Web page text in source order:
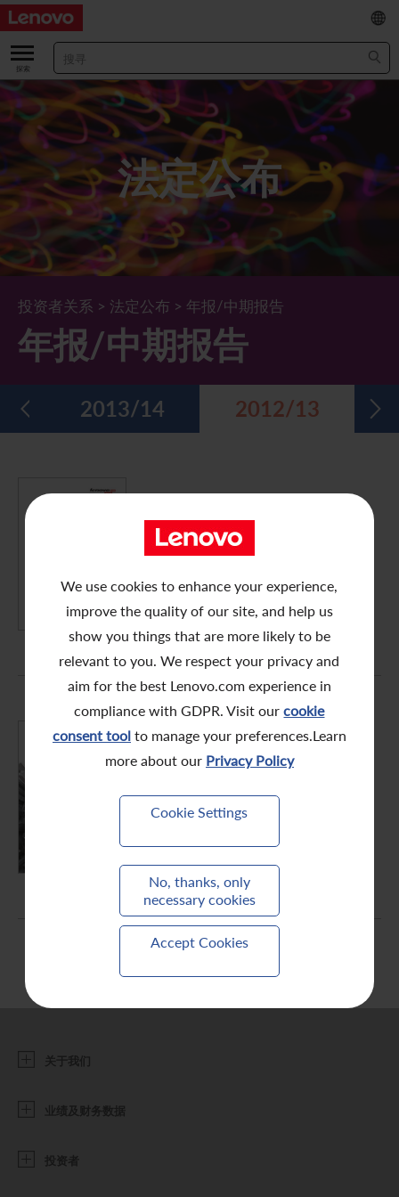
We use cookies to enhance your experience,
improve the quality of our site, and help us
show you things that are more likely to be
relevant to you. We respect your privacy and
aim for the best Lenovo.com experience in
compliance with GDPR. Visit ourcookie
consent toolto manage your preferences.Learn
more about our Privacy Policy
Cookie Settings
No, thanks, only
necessary cookies
Accept Cookies
关于我们
关于公司
董事长兼首席执行官报告书
管理团队 (英文版)
公司资料
Lenovo.com
公司新闻
业绩及财务数据
主要财务数据
业绩及推介材料
综合损益表
综合全面收益表
综合资产负债表
五年财务摘要
投资者
股票资料
股价资讯
新投资者
投资者活动年历
过去投资者活动
股息资料
股东结构
奖项与嘉许
股东通讯政策
公司通讯发布
法定公布
最新消息
年报/中期报告
公告
月报表/翌日披露报表
致非登记股东函件
网上股东大会操作指引
股份购回报告 (于二零零八年七月四日或之前)
公告 (补发已遗失的股份证明书)
企业管治
董事会
董事委员会
股东权利
可持续发展
董事会对环境、社会及管治事宜的监管
环境、社会及管治报告
联合国可持续发展目标
新闻和资源
多媒体资料库
EN
/
繁
法定公布
投资者关系 > 法定公布 > 年报/中期报告
年报/中期报告
2013/14 2012/13
年报
PDF (8.13 MB)
FY2012/13
关于我们
业绩及财务数据
投资者